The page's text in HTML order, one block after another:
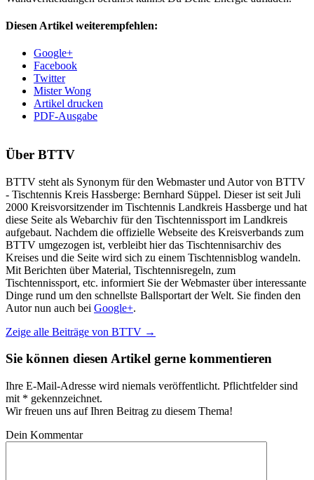
Diesen Artikel weiterempfehlen:
Google+
Facebook
Twitter
Mister Wong
Artikel drucken
PDF-Ausgabe
Über BTTV
BTTV steht als Synonym für den Webmaster und Autor von BTTV
- Tischtennis Kreis Hassberge: Bernhard Süppel. Dieser ist seit Juli
2000 Kreisvorsitzender im Tischtennis Landkreis Hassberge und hat
diese Seite als Webarchiv für den Tischtennissport im Landkreis
aufgebaut. Nachdem die offizielle Webseite des Kreisverbands zum
BTTV umgezogen ist, verbleibt hier das Tischtennisarchiv des
Kreises und die Seite wird sich zu einem Tischtennisblog wandeln.
Mit Berichten über Material, Tischtennisregeln, zum
Tischtennissport, etc. informiert Sie der Webmaster über interessante
Dinge rund um den schnellste Ballsportart der Welt. Sie finden den
Autor nun auch bei Google+.
Zeige alle Beiträge von BTTV →
Sie können diesen Artikel gerne kommentieren
Ihre E-Mail-Adresse wird niemals veröffentlicht. Pflichtfelder sind
mit * gekennzeichnet.
Wir freuen uns auf Ihren Beitrag zu diesem Thema!
Dein Kommentar